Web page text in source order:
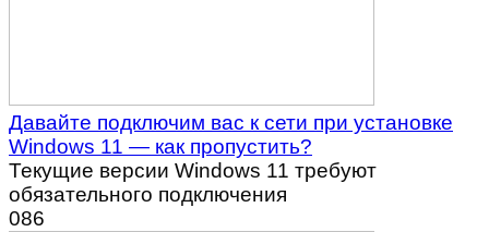
Давайте подключим вас к сети при установке
Windows 11 — как пропустить?
Текущие версии Windows 11 требуют
обязательного подключения
086